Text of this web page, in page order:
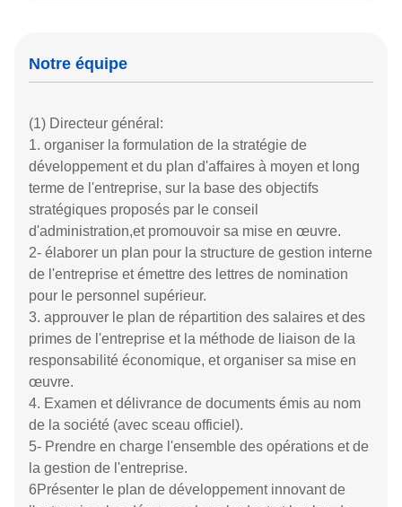
entreprise leader dans les secteurs segmentés de la
ville de Foshan ».
concentrerons sur les secteurs de l'éducation et de la
médecine et nous embarquerons dans un nouveau
parcours de coopération en ingénierie.
Le magasin d'image de la quatrième génération de la
marque « Myidea » fera ses débuts au Louvre en
2022.
Nouvelle base de production à lancer en octobre
2023.
service
Des concepteurs de ventes professionnels fournissent
un service individuel, une planification gratuite des
mises en page et des solutions disponibles.